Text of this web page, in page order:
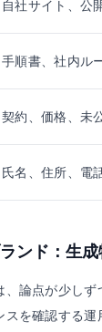
自社サイト、公
手順書、社内ル
契約、価格、未
氏名、住所、電
ンド：生
論点が少し
スを確認する